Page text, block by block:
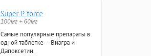
Super P-force
100мг + 60мг
Самые популярные препараты в
одной таблетке — Виагра и
Дапоксетин.